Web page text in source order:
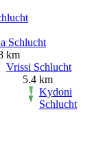
Schlucht
km
Vrissi Schlucht
5.4 km
Kydoni
Schlucht